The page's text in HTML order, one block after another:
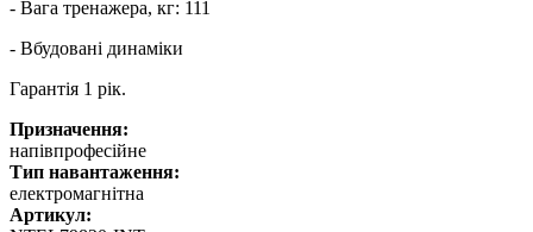
- Вага тренажера, кг: 111
- Вбудовані динаміки
Гарантія 1 рік.
Призначення:
напівпрофесійне
Тип навантаження:
електромагнітна
Артикул: